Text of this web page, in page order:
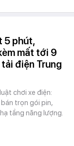
5 phút,
mất tới 9
điện Trung
chơi xe điện:
trọn gói pin,
tầng năng lượng.